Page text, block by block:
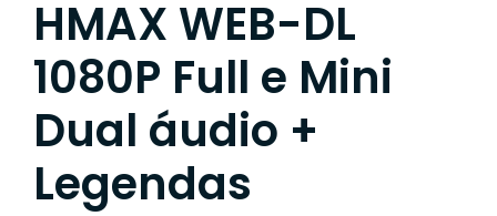
HMAX WEB-DL
1080P Full e Mini
Dual áudio +
Legendas